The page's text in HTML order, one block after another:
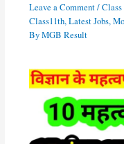
Leave a Comment /Class
Class11th,Latest Jobs,
ByMGB Result